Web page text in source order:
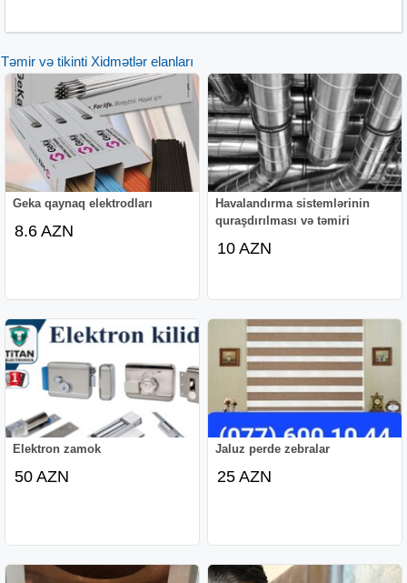
Təmir və tikinti Xidmətlər elanları
Geka qaynaq elektrodları
8.6 AZN
Havalandırma sistemlərinin
quraşdırılması və təmiri
10 AZN
Elektron zamok
50 AZN
Jaluz perde zebralar
25 AZN